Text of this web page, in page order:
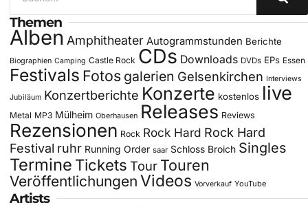
Themen
Alben Amphitheater Autogrammstunden Berichte
Biographien Camping Castle Rock CDs Downloads DVDs EPs Essen
Festivals Fotos galerien Gelsenkirchen Interviews
Jubiläum Konzertberichte Konzerte kostenlos live
Metal MP3 Mülheim Oberhausen Releases Reviews
Rezensionen Rock Rock Hard Rock Hard
Festival ruhr Running Order saar Schloss Broich Singles
Termine Tickets Tour Touren
Veröffentlichungen Videos Vorverkauf YouTube
Artists